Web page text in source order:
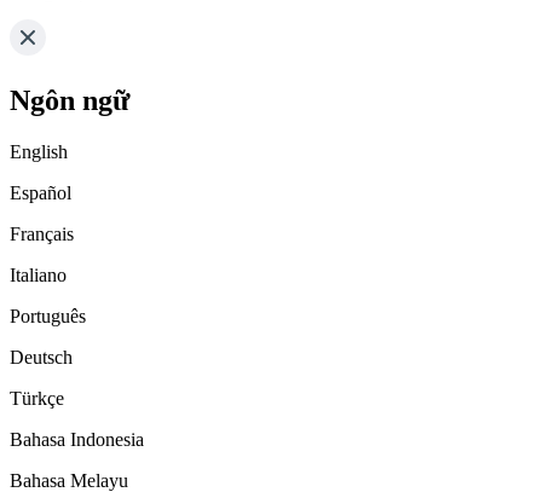
Ngôn ngữ
English
Español
Français
Italiano
Português
Deutsch
Türkçe
Bahasa Indonesia
Bahasa Melayu